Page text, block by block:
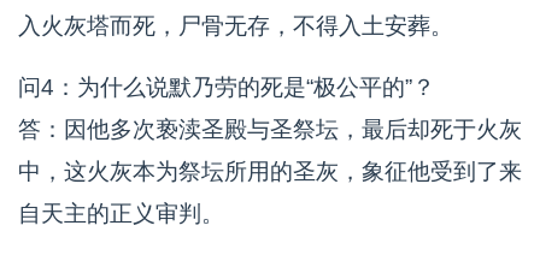
入火灰塔而死，尸骨无存，不得入土安葬。
问4：为什么说默乃劳的死是“极公平的”？
答：因他多次亵渎圣殿与圣祭坛，最后却死于火灰
中，这火灰本为祭坛所用的圣灰，象征他受到了来
自天主的正义审判。